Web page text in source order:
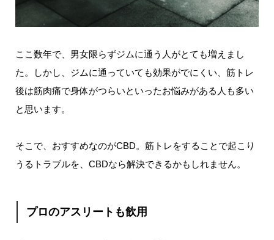
ここ数年で、男女限らずジムに通う人がとても増えまし
た。しかし、ジムに通っていても効果がでにくい、筋トレ
後は筋肉痛で身体がつらいといったお悩みがある人も多い
と思います。
そこで、おすすめなのがCBD。筋トレをすることで起こり
うるトラブルを、CBDなら解決できるかもしれません。
プロのアスリートも飲用